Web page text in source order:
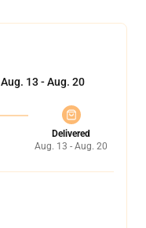
Aug. 13 - Aug. 20
Delivered
Aug. 13 - Aug. 20